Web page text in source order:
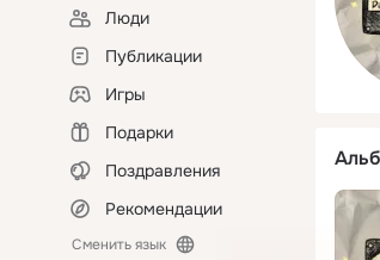
Люди
Публикации
Игры
Подарки
Поздравления
Рекомендации
Сменить язык